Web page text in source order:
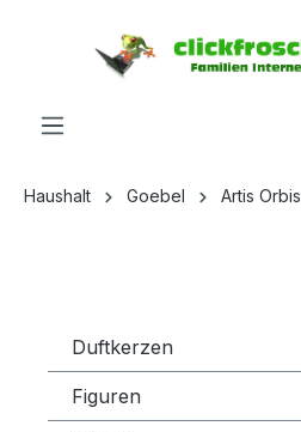
Haushalt Goebel Artis Orbis
Duftkerzen
Figuren